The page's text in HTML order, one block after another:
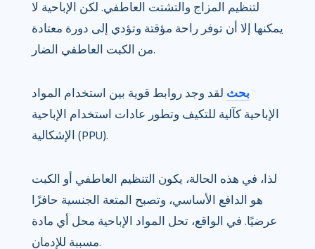
لتنظيم المزاج والتشتت العاطفي. لكن الإباحية لا
يمكنها إلا أن توفر راحة مؤقتة وتؤدي إلى دورة معتادة
من الكبت العاطفي الضار.
بحث لقد وجد روابط قوية بين استخدام المواد
الإباحية كآلية للتكيف وتطور عادات استخدام الإباحية
الإشكالية (PPU).
لذا، في هذه الحالة، يكون التنظيم العاطفي أو الكبت
هو الدافع الأساسي، وتصبح المتعة الجنسية حافزًا
عرضيًا. في الواقع، تحل المواد الإباحية محل أي مادة
مسببة للإدمان.